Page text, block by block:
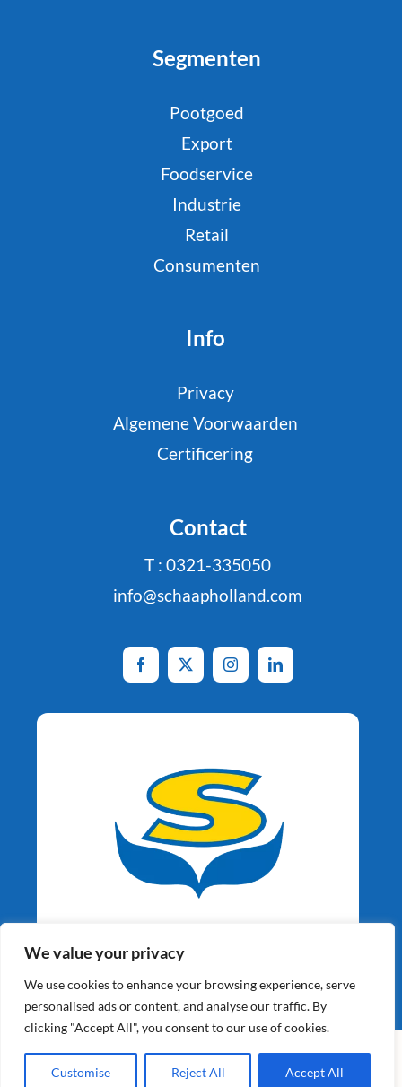
We value your privacy
We use cookies to enhance your browsing experience, serve
personalised ads or content, and analyse our traffic. By
clicking "Accept All", you consent to our use of cookies.
Customise Reject All Accept All
Segmenten
Pootgoed
Export
Foodservice
Industrie
Retail
Consumenten
Info
Privacy
Algemene Voorwaarden
Certificering
Contact
T : 0321-335050
info@schaapholland.com
©2026 Schaap Holland BV | Alle Rechten Voorbehouden |
Website gebouwd door XY Web Solutions BV